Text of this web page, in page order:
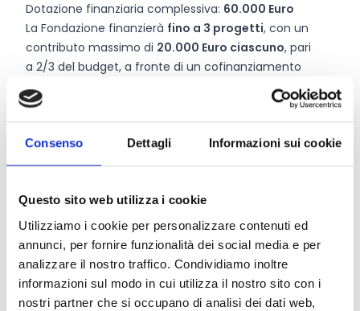
Consenso Dettagli Informazioni sui cookie
Questo sito web utilizza i cookie
Utilizziamo i cookie per personalizzare contenuti ed
annunci, per fornire funzionalità dei social media e per
analizzare il nostro traffico. Condividiamo inoltre
informazioni sul modo in cui utilizza il nostro sito con i
nostri partner che si occupano di analisi dei dati web,
Dotazione finanziaria complessiva: 60.000 Euro
La Fondazione finanzierà fino a 3 progetti, con un
contributo massimo di 20.000 Euro ciascuno, pari
a 2/3 del budget, a fronte di un cofinanziamento
minimo di 1/3 da parte dell’Istituzione Ospitante o di
altri partner.
Link e Documenti
Pagina web per formulari e documenti
Bando
Si consiglia di consultare regolarmente il sito web
ufficiale del bando per gli aggiornamenti e le
informazioni addizionali.